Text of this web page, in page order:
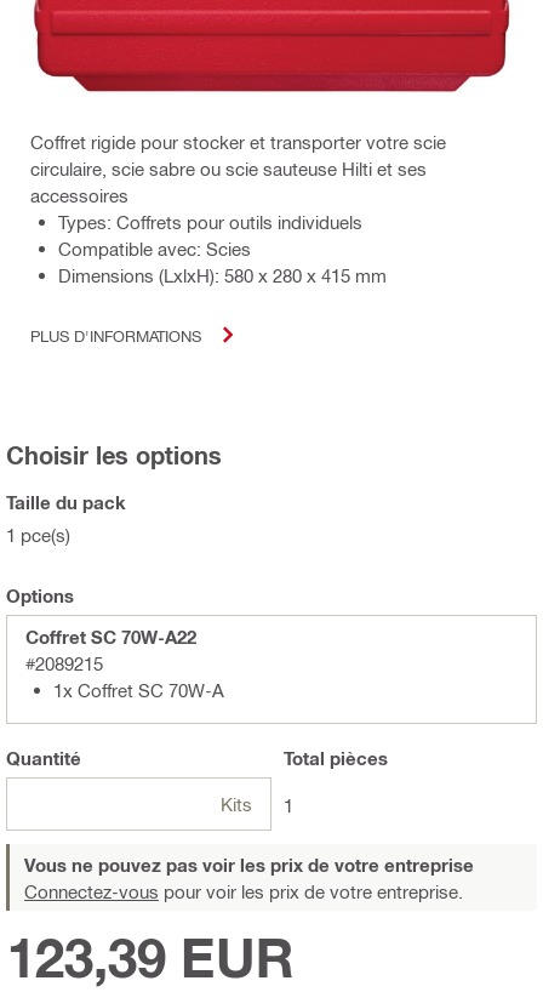
Coffret rigide pour stocker et transporter votre scie
circulaire, scie sabre ou scie sauteuse Hilti et ses
accessoires
Types: Coffrets pour outils individuels
Compatible avec: Scies
Dimensions (LxlxH): 580 x 280 x 415 mm
PLUS D'INFORMATIONS
Choisir les options
Taille du pack
1 pce(s)
Options
Coffret SC 70W-A22
#2089215
1x Coffret SC 70W-A
Quantité
Kits
Total pièces
1
Vous ne pouvez pas voir les prix de votre entreprise
Connectez-vous pour voir les prix de votre entreprise.
123,39 EUR